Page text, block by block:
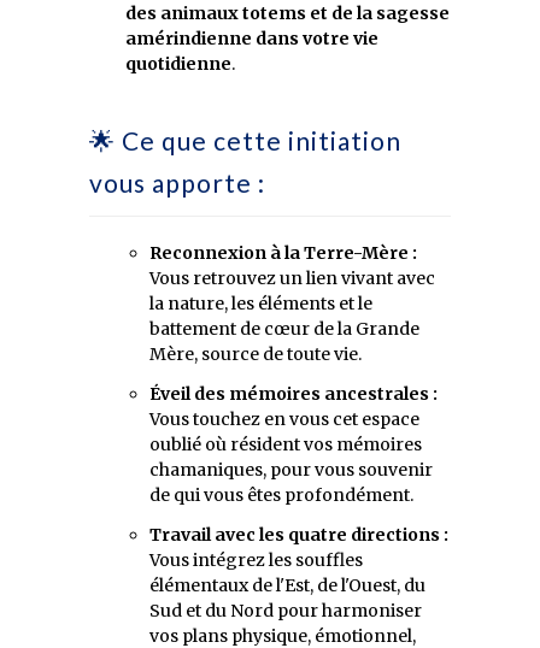
des animaux totems et de la sagesse
amérindienne dans votre vie
quotidienne.
🌟 Ce que cette initiation
vous apporte :
Reconnexion à la Terre-Mère :
Vous retrouvez un lien vivant avec
la nature, les éléments et le
battement de cœur de la Grande
Mère, source de toute vie.
Éveil des mémoires ancestrales :
Vous touchez en vous cet espace
oublié où résident vos mémoires
chamaniques, pour vous souvenir
de qui vous êtes profondément.
Travail avec les quatre directions :
Vous intégrez les souffles
élémentaux de l'Est, de l'Ouest, du
Sud et du Nord pour harmoniser
vos plans physique, émotionnel,